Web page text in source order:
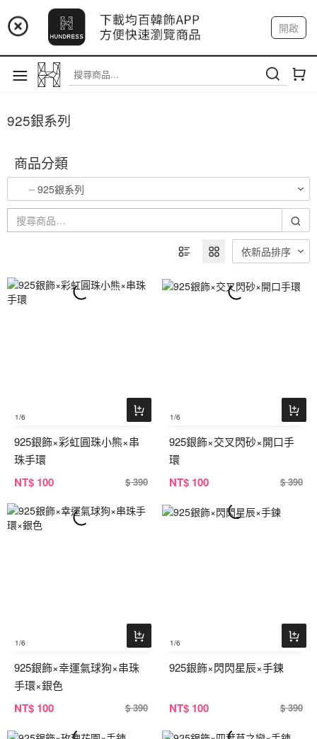
📢 市集預告：9/12-9/13 八里海巡基地
📢 市集預告：8/22-8/23 桃園青埔置地廣場
開啟
註冊 我的帳戶
925銀系列
商品分類
925銀系列
依新品排序
1/6
925銀飾×彩虹圓珠小熊×串
珠手環
NT$ 100 $ 390
1/6
925銀飾×交叉閃砂×開口手
環
NT$ 100 $ 390
1/6
925銀飾×幸運氣球狗×串珠
手環×銀色
NT$ 100 $ 390
1/6
925銀飾×閃閃星辰×手鍊
NT$ 100 $ 390